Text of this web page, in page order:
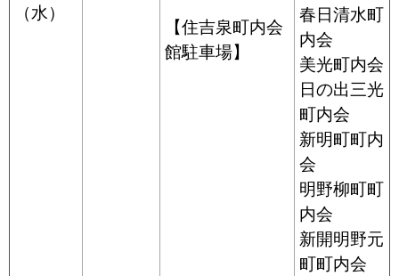
（水）
【住吉泉町内会
館駐車場】
春日清水町
内会
美光町内会
日の出三光
町内会
新明町町内
会
明野柳町町
内会
新開明野元
町町内会